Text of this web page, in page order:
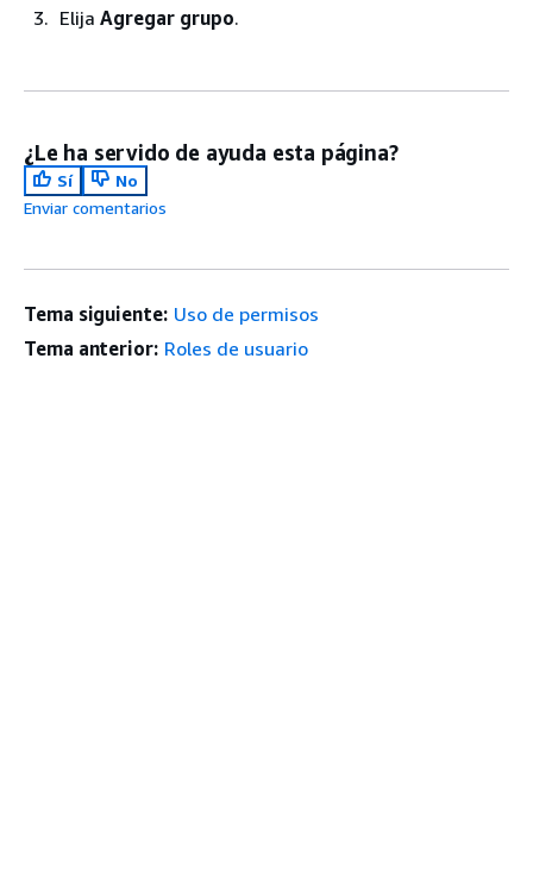
Elija Agregar grupo.
¿Le ha servido de ayuda esta página?
Sí
No
Enviar comentarios
Tema siguiente: Uso de permisos
Tema anterior: Roles de usuario